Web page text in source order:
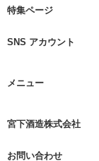
特集ページ
SNS アカウント
メニュー
宮下酒造株式会社
お問い合わせ